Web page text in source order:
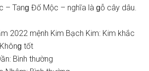
– Tanɡ Đố Mộc – nghĩa là ɡỗ cây dâu.
2022 mệnh Kim Bạch Kim: Kim khắc
tốt
Bình thường